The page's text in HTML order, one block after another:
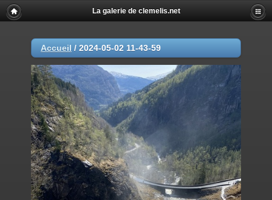
La galerie de clemelis.net
Accueil / 2024-05-02 11-43-59